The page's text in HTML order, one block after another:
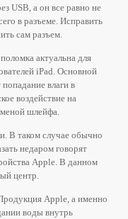
USB, а он все равно не
в разъеме. Исправить
сам разъем.
актуальна для
iPad. Основной
влаги в
воздействие на
шлейфа.
В таком случае обычно
недаром говорят
Apple. В данном
центр.
Apple, а именно
воды внутрь